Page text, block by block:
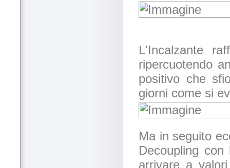
L'Incalzante
ripercuotendo
positivo che
giorni come si
Ma in seguito
Decoupling
arrivare a